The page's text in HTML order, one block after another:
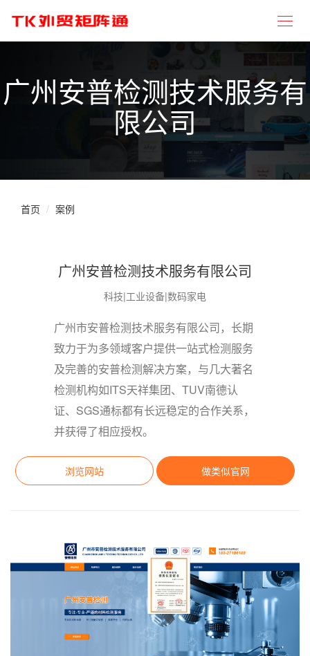
广州安普检测技术服务有
限公司
首页 案例
广州安普检测技术服务有限公司
科技|工业设备|数码家电
广州市安普检测技术服务有限公司，长期
致力于为多领域客户提供一站式检测服务
及完善的安普检测解决方案，与几大著名
检测机构如ITS天祥集团、TUV南德认
证、SGS通标都有长远稳定的合作关系，
并获得了相应授权。
浏览网站 做类似官网